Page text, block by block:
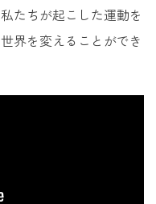
たちが起こした運動を
界を変えることができ